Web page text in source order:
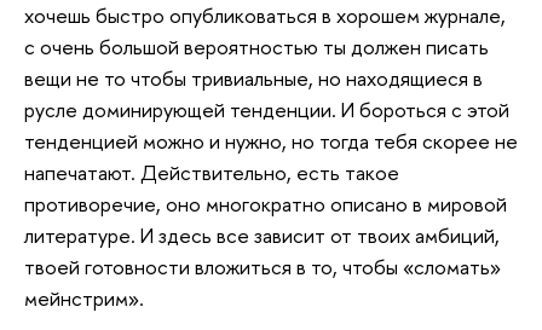
хочешь быстро опубликоваться в хорошем журнале,
с очень большой вероятностью ты должен писать
вещи не то чтобы тривиальные, но находящиеся в
русле доминирующей тенденции. И бороться с этой
тенденцией можно и нужно, но тогда тебя скорее не
напечатают. Действительно, есть такое
противоречие, оно многократно описано в мировой
литературе. И здесь все зависит от твоих амбиций,
твоей готовности вложиться в то, чтобы «сломать»
мейнстрим».